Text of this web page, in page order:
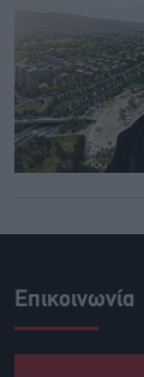
Επικοινωνία